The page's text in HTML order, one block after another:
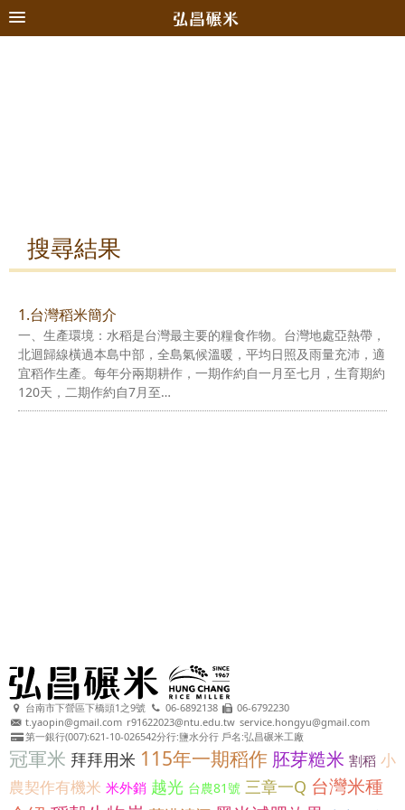
搜尋結果
1.台灣稻米簡介
一、生產環境：水稻是台灣最主要的糧食作物。台灣地處亞熱帶，
北迴歸線橫過本島中部，全島氣候溫暖，平均日照及雨量充沛，適
宜稻作生產。每年分兩期耕作，一期作約自一月至七月，生育期約
120天，二期作約自7月至…
台南市下營區下橋頭1之9號 06-6892138
06-6792230
t.yaopin@gmail.com r91622023@ntu.edu.tw service.hongyu@gmail.com
第一銀行(007):621-10-026542分行:鹽水分行 戶名:弘昌碾米工廠
冠軍米 拜拜用米 115年一期稻作 胚芽糙米 割稻 小
農契作有機米 米外銷 越光 台農81號 三章一Q 台灣米種